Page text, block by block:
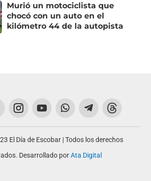
Murió un motociclista que
chocó con un auto en el
kilómetro 44 de la autopista
El Día de Escobar | Todos los derechos
Desarrollado porAta Digital